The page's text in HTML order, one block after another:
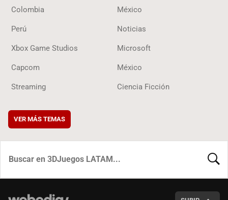
Colombia México
Perú Noticias
Xbox Game Studios Microsoft
Capcom México
Streaming Ciencia Ficción
VER MÁS TEMAS